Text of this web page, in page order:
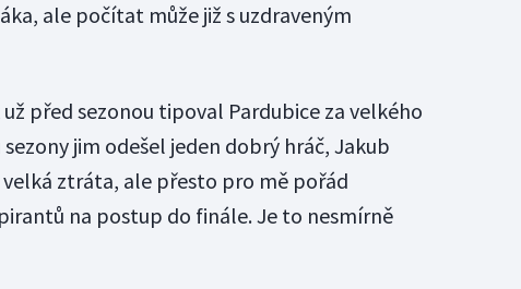
ale počítat může již s uzdraveným
před sezonou tipoval Pardubice za velkého
jim odešel jeden dobrý hráč, Jakub
ztráta, ale přesto pro mě pořád
na postup do finále. Je to nesmírně